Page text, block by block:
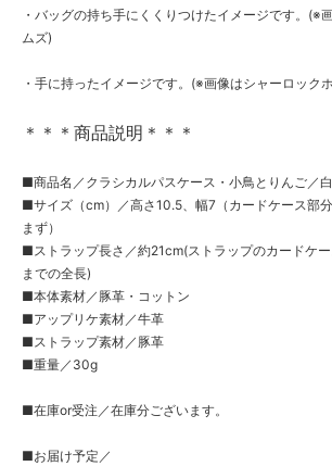
・バッグの持ち手にくくりつけたイメージです。(※
ムズ)
・手に持ったイメージです。(※画像はシャーロック
＊＊＊商品説明＊＊＊
■商品名／クラシカルパスケース・小鳥とりんご／
■サイズ（cm）／高さ10.5、幅7（カードケース部
まず）
■ストラップ長さ／約21cm(ストラップのカードケ
までの全長)
■本体素材／豚革・コットン
■アップリケ素材／牛革
■ストラップ素材／豚革
■重量／30g
■在庫or受注／在庫分ございます。
■お届け予定／